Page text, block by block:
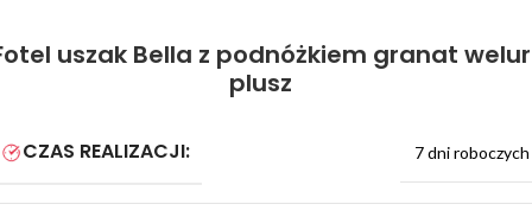
uszak Bella z podnóżkiem granat welur
plusz
CZAS REALIZACJI: 7 dni roboczych